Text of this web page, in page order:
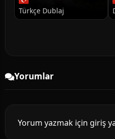
Türkçe Dublaj
Yorumlar
Yorum yazmak için giriş